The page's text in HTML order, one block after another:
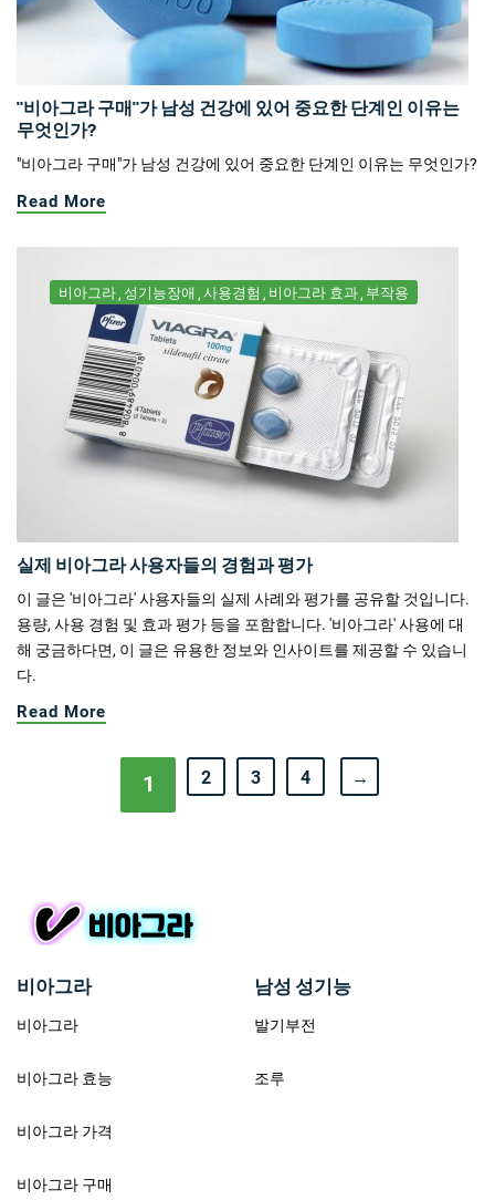
"비아그라 구매"가 남성 건강에 있어 중요한 단계인 이유는
무엇인가?
"비아그라 구매"가 남성 건강에 있어 중요한 단계인 이유는 무엇인가?
Read More
비아그라 성기능장애 사용경험 비아그라 효과 부작용
실제 비아그라 사용자들의 경험과 평가
이 글은 '비아그라' 사용자들의 실제 사례와 평가를 공유할 것입니다.
용량, 사용 경험 및 효과 평가 등을 포함합니다. '비아그라' 사용에 대
해 궁금하다면, 이 글은 유용한 정보와 인사이트를 제공할 수 있습니
다.
Read More
1 2 3 4 →
비아그라
비아그라
비아그라 효능
비아그라 가격
비아그라 구매
남성 성기능
발기부전
조루